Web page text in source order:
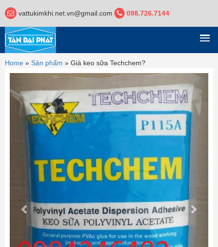
vattukimkhi.net.vn@gmail.com 098.726.7144
DANH MỤC
Home » Sản phẩm » Giá keo sữa Techchem?